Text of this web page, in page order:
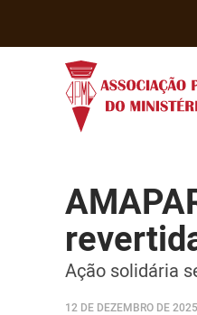
Ação solidária
12 DE DEZEMBRO DE 2025